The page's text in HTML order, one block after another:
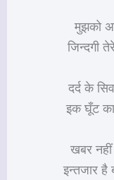
मुझको
जिन्दगी
दर्द के
इक घूँट
खबर
इन्तजार है